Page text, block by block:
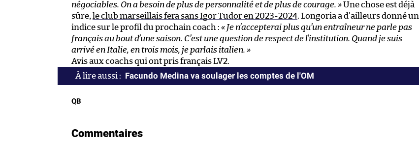
négociables. On a besoin de plus de personnalité et de plus de courage. »Une chose est déjà
sûre, le club marseillais fera sans Igor Tudor en 2023-2024. Longoria a d’ailleurs donné un
indice sur le profil du prochain coach : « Je n’accepterai plus qu’un entraîneur ne parle pas
français au bout d’une saison. C’est une question de respect de l’institution. Quand je suis
arrivé en Italie, en trois mois, je parlais italien. »
Avis aux coachs qui ont pris français LV2.
Facundo Medina va soulager les comptes de l'OM
QB
Commentaires